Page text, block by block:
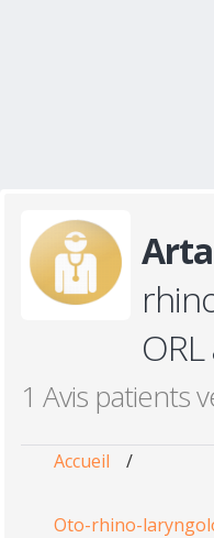
1 Avis patients
Accueil /
Oto-rhino-